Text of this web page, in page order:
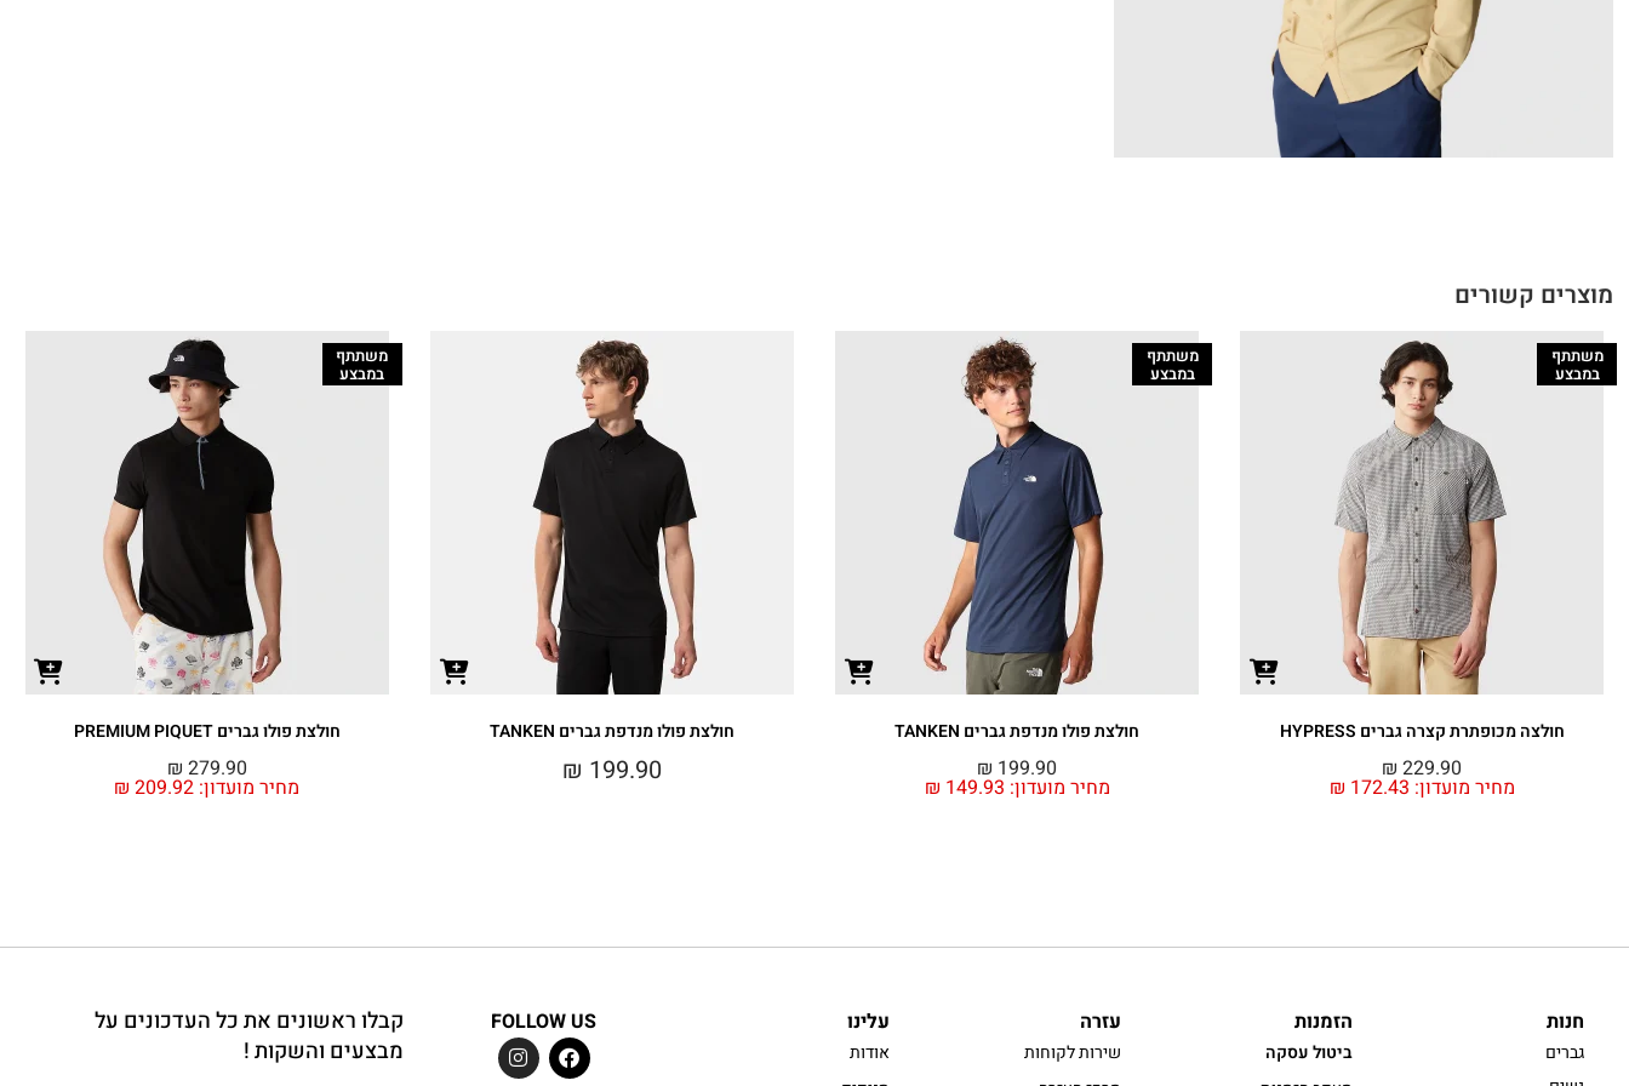
מוצרים קשורים
משתתף
במבצע
חולצה מכופתרת קצרה גברים HYPRESS
מחיר מועדון: ₪ 172.43
₪ 229.90
משתתף
במבצע
חולצת פולו מנדפת גברים TANKEN
מחיר מועדון: ₪ 149.93
₪ 199.90
חולצת פולו מנדפת גברים TANKEN
₪ 199.90
משתתף
במבצע
חולצת פולו גברים PREMIUM PIQUET
מחיר מועדון: ₪ 209.92
₪ 279.90
חנות
גברים
הזמנות
ביטול עסקה
עזרה
שירות לקוחות
עלינו
אודות
FOLLOW US
קבלו ראשונים את כל העדכונים על
מבצעים והשקות !